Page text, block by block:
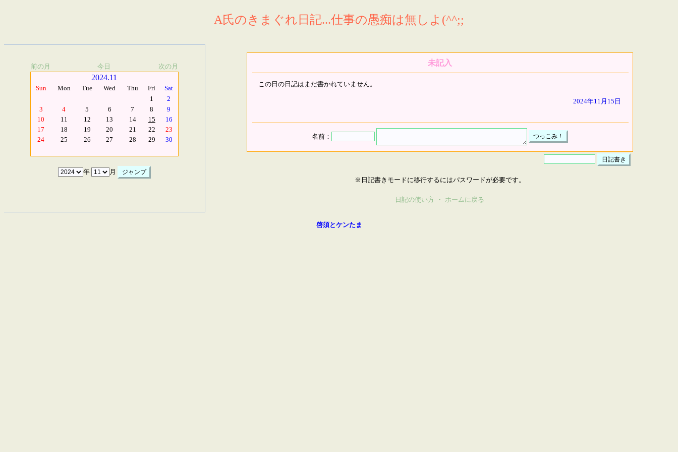
A氏のきまぐれ日記...仕事の愚痴は無しよ(^^;;
前の月 今日 次の月
2024.11
Sun Mon Tue Wed Thu Fri
Sat
1
2
3
4 5 6 7 8
9
10
11 12 13 14 15
16
17
18 19 20 21 22
23
24
25 26 27 28 29 30
年 月
未記入
この日の日記はまだ書かれていません。
2024年11月15日
名前：
※日記書きモードに移行するにはパスワードが必要です。
日記の使い方 ・ ホームに戻る
啓須とケンたま